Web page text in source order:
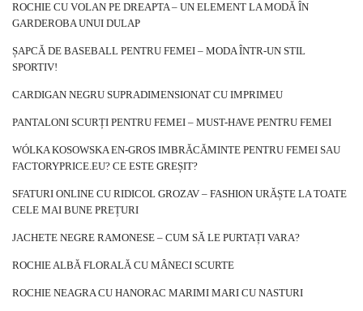
ROCHIE CU VOLAN PE DREAPTA – UN ELEMENT LA MODĂ ÎN
GARDEROBA UNUI DULAP
ȘAPCĂ DE BASEBALL PENTRU FEMEI – MODA ÎNTR-UN STIL
SPORTIV!
CARDIGAN NEGRU SUPRADIMENSIONAT CU IMPRIMEU
PANTALONI SCURȚI PENTRU FEMEI – MUST-HAVE PENTRU FEMEI
WÓLKA KOSOWSKA EN-GROS IMBRĂCĂMINTE PENTRU FEMEI SAU
FACTORYPRICE.EU? CE ESTE GREȘIT?
SFATURI ONLINE CU RIDICOL GROZAV – FASHION URĂȘTE LA TOATE
CELE MAI BUNE PREȚURI
JACHETE NEGRE RAMONESE – CUM SĂ LE PURTAȚI VARA?
ROCHIE ALBĂ FLORALĂ CU MÂNECI SCURTE
ROCHIE NEAGRA CU HANORAC MARIMI MARI CU NASTURI